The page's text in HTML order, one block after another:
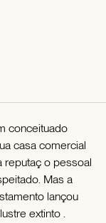
conceituado
casa comercial
reputaç o pessoal
Mas a
lançou
extinto .